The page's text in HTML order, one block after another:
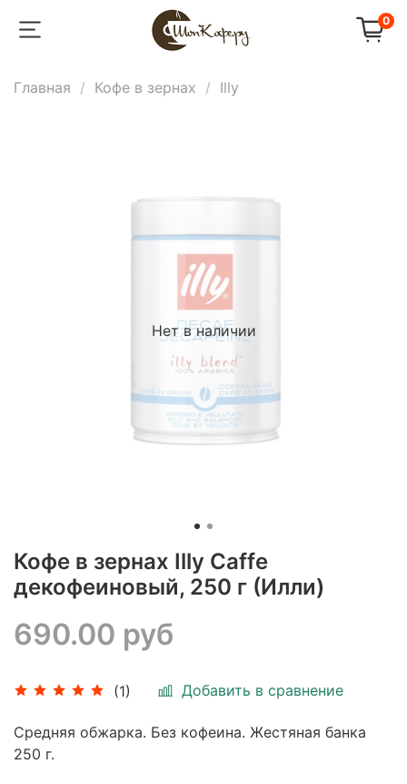
0
Главная Кофе в зернах Illy
Нет в наличии
Кофе в зернах Illy Caffe
декофеиновый, 250 г (Илли)
(1) Добавить в сравнение
690.00 руб
Средняя обжарка. Без кофеина. Жестяная банка
250 г.